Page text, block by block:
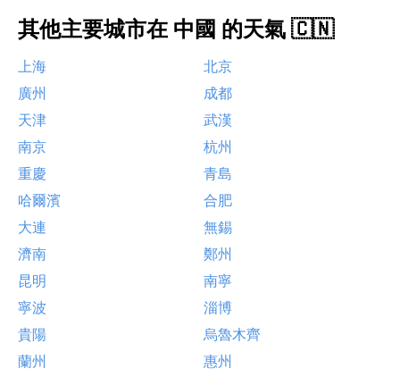
其他主要城市在 中國 的天氣 🇨🇳
上海
北京
廣州
成都
天津
武漢
南京
杭州
重慶
青島
哈爾濱
合肥
大連
無錫
濟南
鄭州
昆明
南寧
寧波
淄博
貴陽
烏魯木齊
蘭州
惠州